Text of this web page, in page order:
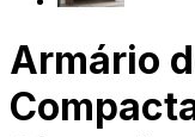
Armário